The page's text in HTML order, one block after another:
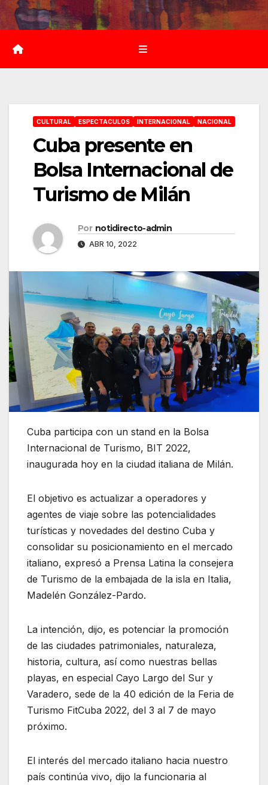
Saltar
al
contenido
CULTURAL ESPECTACULOS INTERNACIONAL NACIONAL
Cuba presente en
Bolsa Internacional de
Turismo de Milán
Por notidirecto-admin
ABR 10, 2022
Cuba participa con un stand en la Bolsa
Internacional de Turismo, BIT 2022,
inaugurada hoy en la ciudad italiana de Milán.
El objetivo es actualizar a operadores y
agentes de viaje sobre las potencialidades
turísticas y novedades del destino Cuba y
consolidar su posicionamiento en el mercado
italiano, expresó a Prensa Latina la consejera
de Turismo de la embajada de la isla en Italia,
Madelén González-Pardo.
La intención, dijo, es potenciar la promoción
de las ciudades patrimoniales, naturaleza,
historia, cultura, así como nuestras bellas
playas, en especial Cayo Largo del Sur y
Varadero, sede de la 40 edición de la Feria de
Turismo FitCuba 2022, del 3 al 7 de mayo
próximo.
El interés del mercado italiano hacia nuestro
país continúa vivo, dijo la funcionaria al